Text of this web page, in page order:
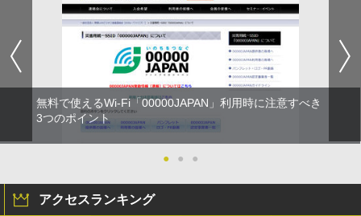
無料で使えるWi-Fi「00000JAPAN」利用時に注意すべき
3つのポイント
● ● ●
アクセスランキング